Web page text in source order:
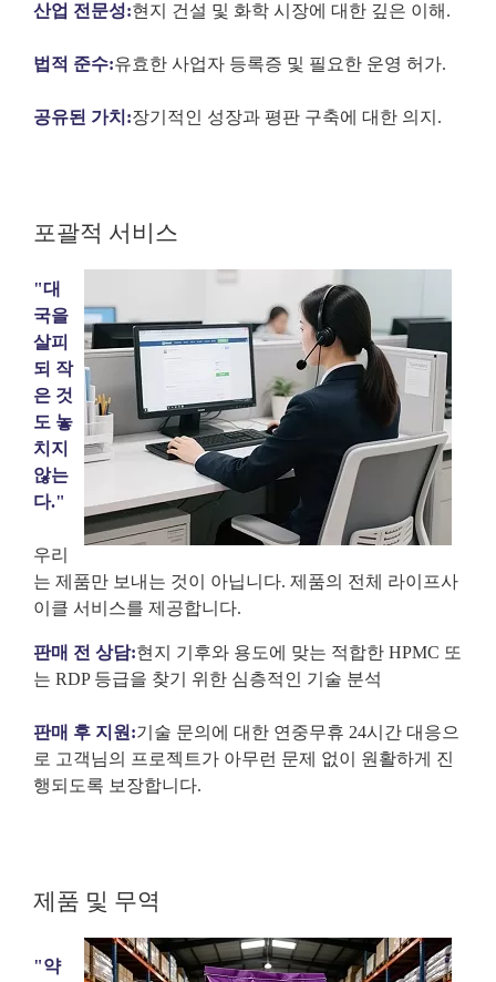
산업 전문성:현지 건설 및 화학 시장에 대한 깊은 이해.
법적 준수:유효한 사업자 등록증 및 필요한 운영 허가.
공유된 가치:장기적인 성장과 평판 구축에 대한 의지.
포괄적 서비스
"대
국을
살피
되 작
은 것
도 놓
치지
않는
다."
우리
는 제품만 보내는 것이 아닙니다. 제품의 전체 라이프사
이클 서비스를 제공합니다.
판매 전 상담:현지 기후와 용도에 맞는 적합한 HPMC 또
는 RDP 등급을 찾기 위한 심층적인 기술 분석
판매 후 지원:기술 문의에 대한 연중무휴 24시간 대응으
로 고객님의 프로젝트가 아무런 문제 없이 원활하게 진
행되도록 보장합니다.
제품 및 무역
"약